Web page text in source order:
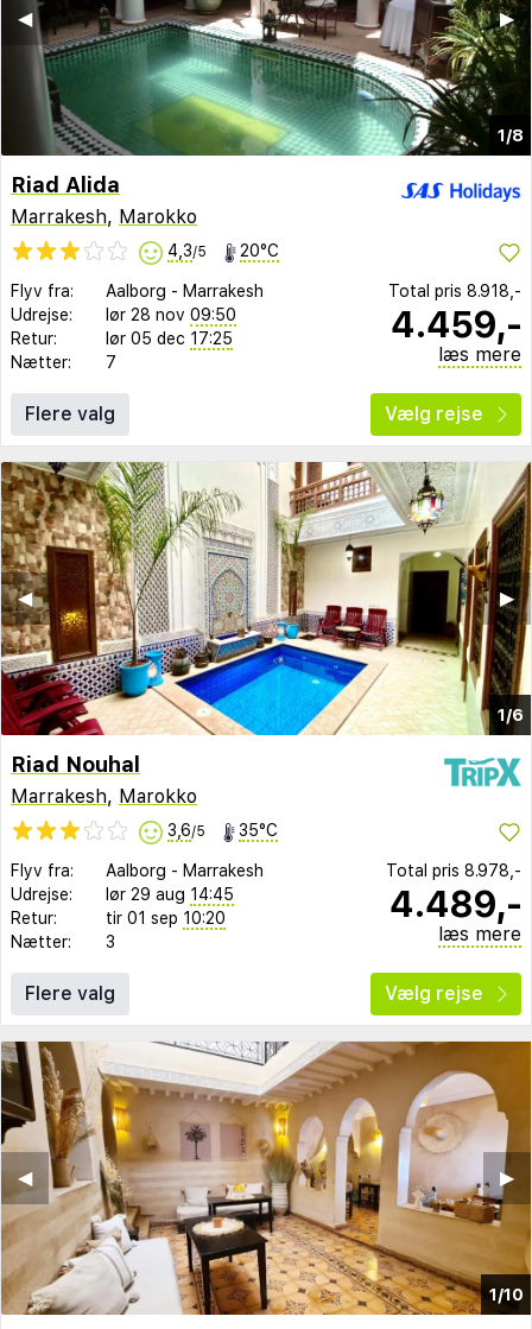
1/8
▶︎
◀︎
Riad Alida
Marrakesh, Marokko
4,3/5 20°C
Flyv fra: Aalborg - Marrakesh
Udrejse:
lør 28 nov 09:50
Retur:
lør 05 dec 17:25
Nætter:
7
Total pris 8.918,-
4.459,-
læs mere
Flere valg Vælg rejse
1/6
▶︎
◀︎
Riad Nouhal
Marrakesh, Marokko
3,6/5 35°C
Flyv fra: Aalborg - Marrakesh
Udrejse:
lør 29 aug 14:45
Retur:
tir 01 sep 10:20
Nætter:
3
Total pris 8.978,-
4.489,-
læs mere
Flere valg Vælg rejse
1/10
▶︎
◀︎